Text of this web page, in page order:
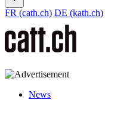
FR (cath.ch) DE (kath.ch)
News